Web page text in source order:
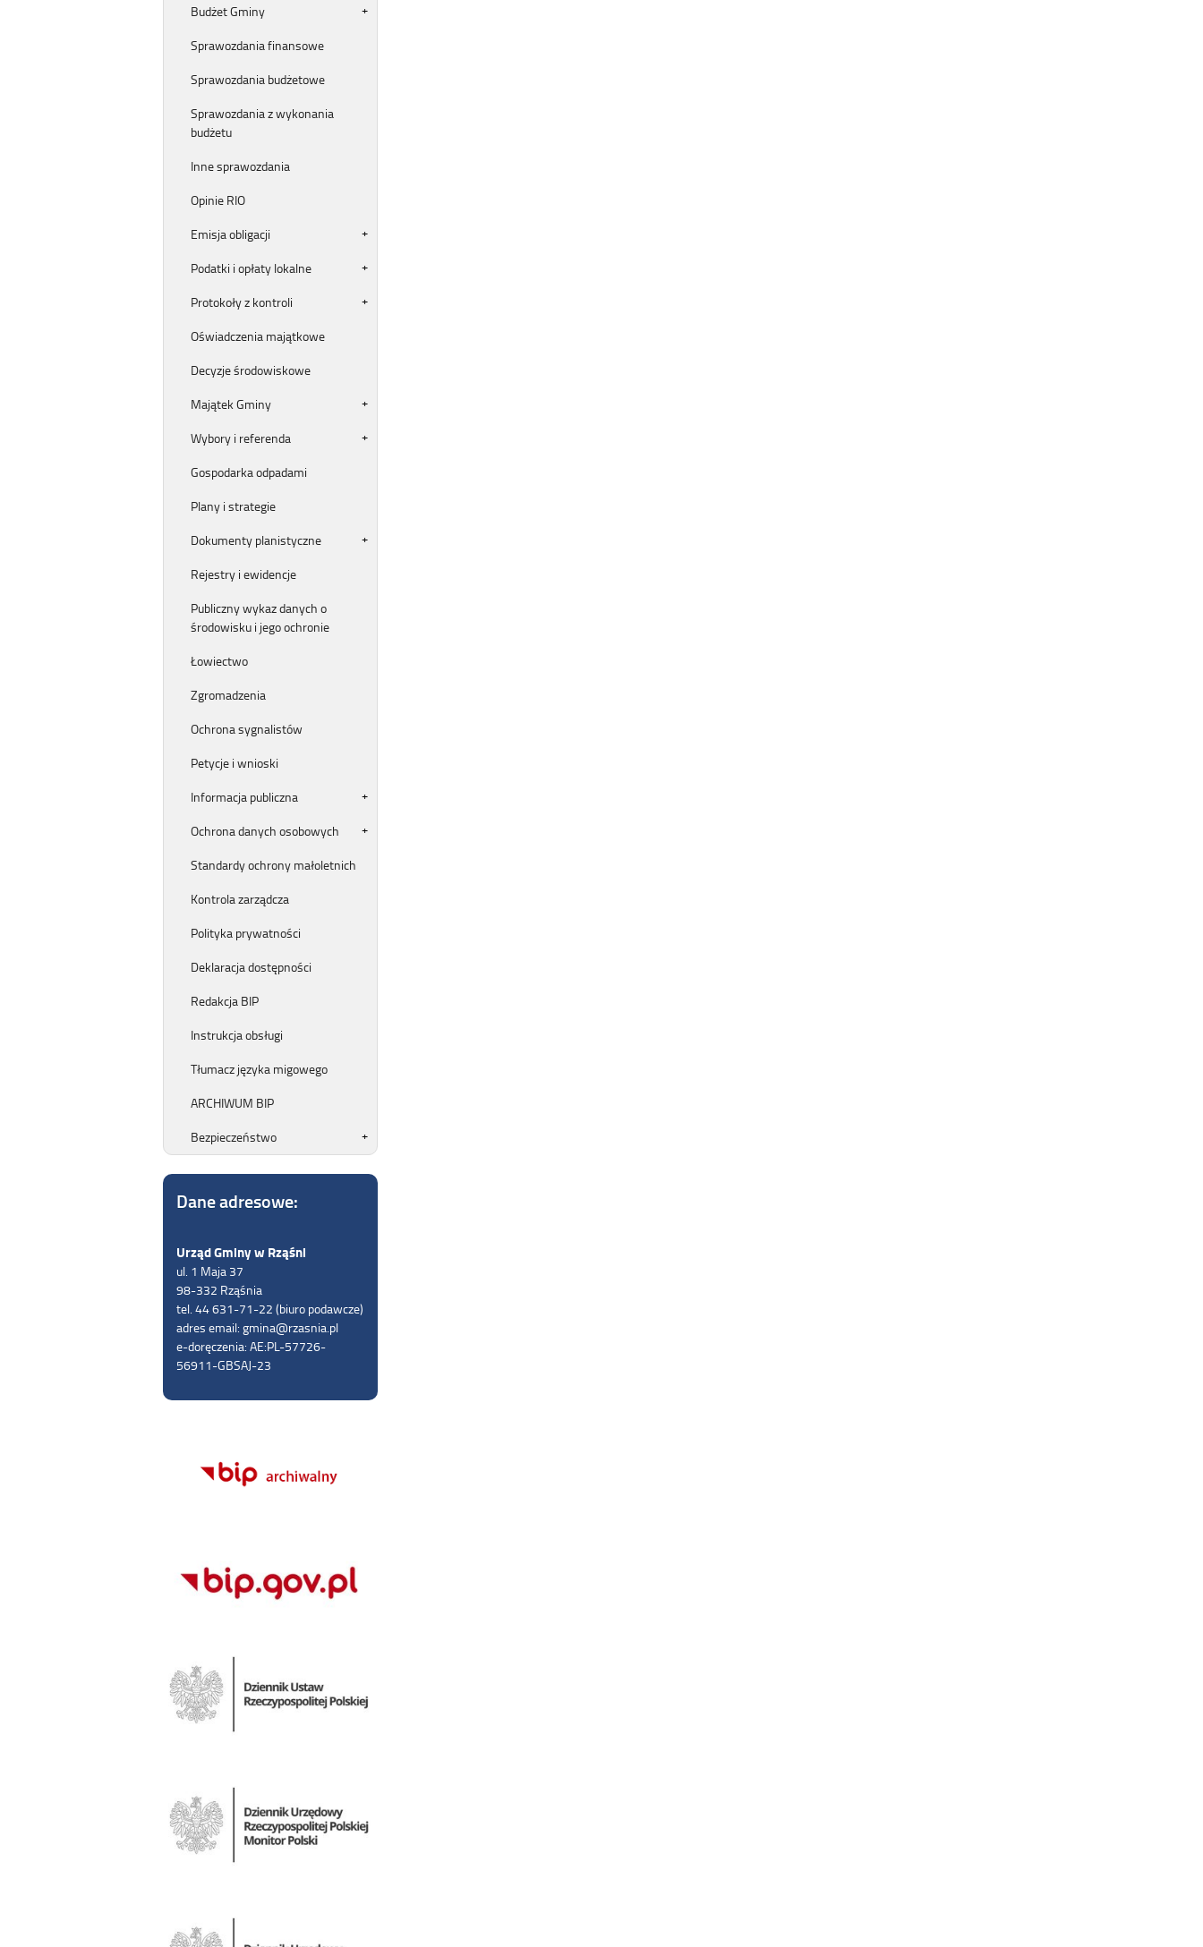
Budżet Gminy
Sprawozdania finansowe
Sprawozdania budżetowe
Sprawozdania z wykonania
budżetu
Inne sprawozdania
Opinie RIO
Emisja obligacji
Podatki i opłaty lokalne
Protokoły z kontroli
Oświadczenia majątkowe
Decyzje środowiskowe
Majątek Gminy
Wybory i referenda
Gospodarka odpadami
Plany i strategie
Dokumenty planistyczne
Rejestry i ewidencje
Publiczny wykaz danych o
środowisku i jego ochronie
Łowiectwo
Zgromadzenia
Ochrona sygnalistów
Petycje i wnioski
Informacja publiczna
Ochrona danych osobowych
Standardy ochrony małoletnich
Kontrola zarządcza
Polityka prywatności
Deklaracja dostępności
Redakcja BIP
Instrukcja obsługi
Tłumacz języka migowego
ARCHIWUM BIP
Bezpieczeństwo
Dane adresowe:
Urząd Gminy w Rząśni
ul. 1 Maja 37
98-332 Rząśnia
tel. 44 631-71-22 (biuro podawcze)
adres email: gmina@rzasnia.pl
e-doręczenia: AE:PL-57726-
56911-GBSAJ-23